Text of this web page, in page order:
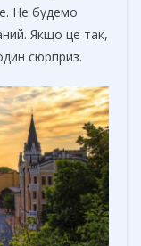
Не будемо
Якщо це так,
сюрприз.